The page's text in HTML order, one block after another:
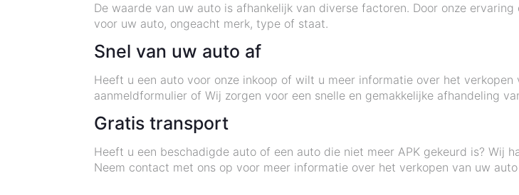
De waarde van uw auto is afhankelijk van diverse factoren. Door onze
voor uw auto, ongeacht merk, type of staat.
Snel van uw auto af
Heeft u een auto voor onze inkoop of wilt u meer informatie over het
aanmeldformulier of Wij zorgen voor een snelle en gemakkelijke afhandeling
Gratis transport
Heeft u een beschadigde auto of een auto die niet meer APK gekeurd is? Wij
Neem contact met ons op voor meer informatie over het verkopen van uw